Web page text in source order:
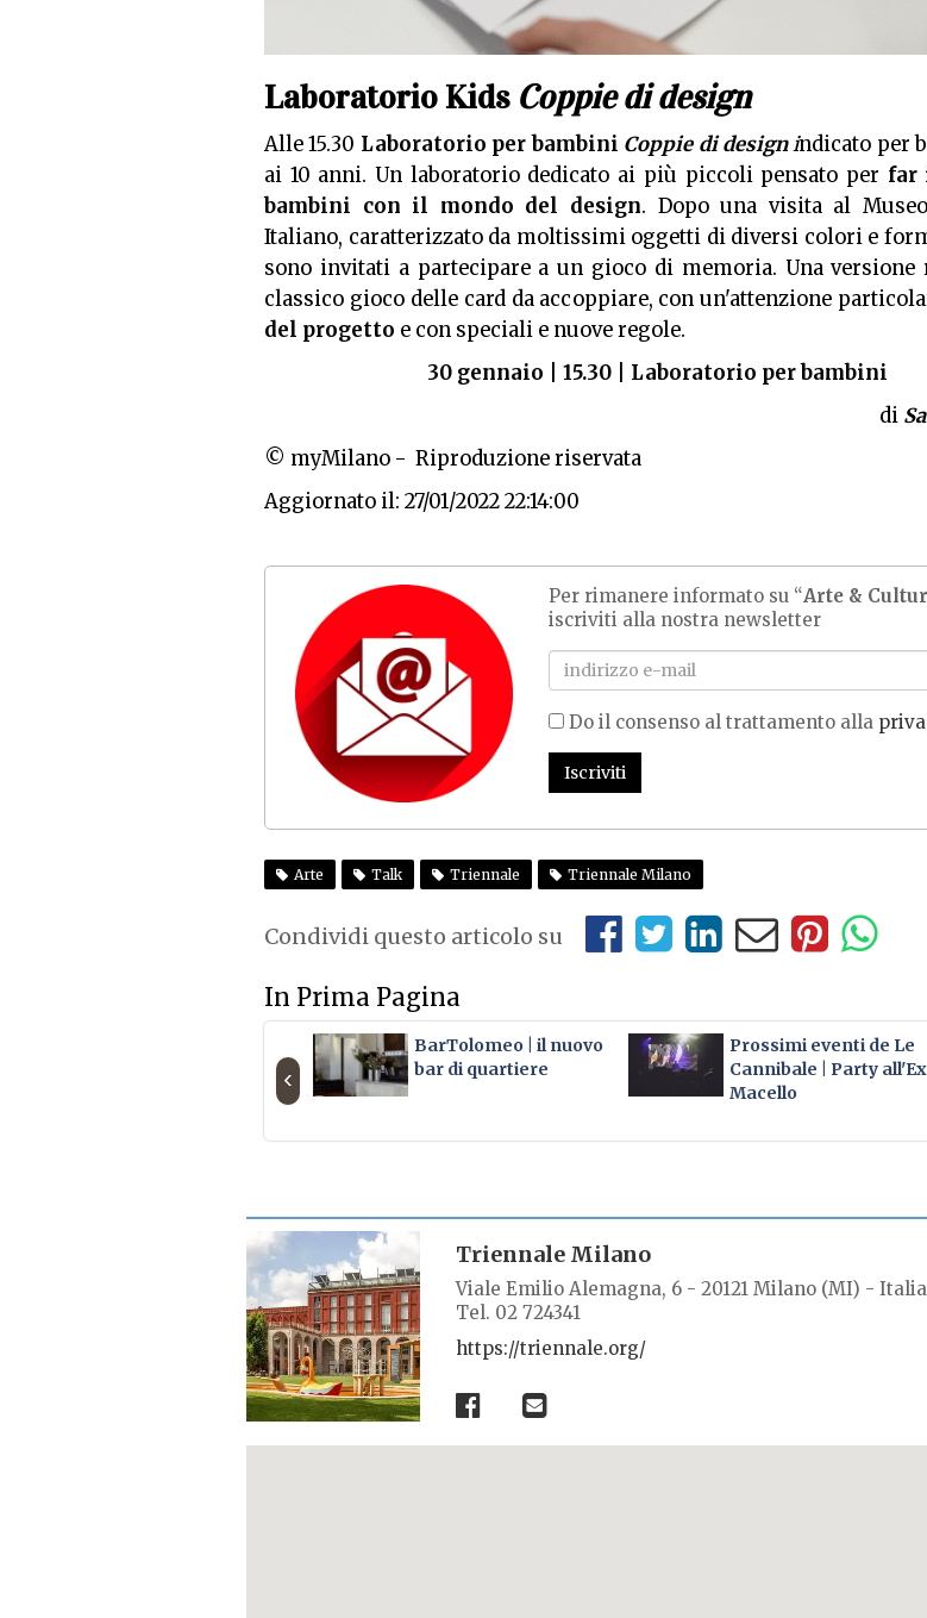
Laboratorio Kids Coppie di design
Alle 15.30 Laboratorio per bambini Coppie di designindicato per
ai 10 anni. Un laboratorio dedicato ai più piccoli pensato per far
bambini con il mondo del design. Dopo una visita al
Italiano, caratterizzato da moltissimi oggetti di diversi colori e
sono invitati a partecipare a un gioco di memoria. Una versione
classico gioco delle card da accoppiare, con un'attenzione
del progetto e con speciali e nuove regole.
30 gennaio | 15.30 | Laboratorio per bambini
di
© myMilano - Riproduzione riservata
Aggiornato il: 27/01/2022 22:14:00
Per rimanere informato su “Arte &
iscriviti alla nostra newsletter
Do il consenso al trattamento alla
Iscriviti
Arte Talk Triennale Triennale Milano
Condividi questo articolo su
In Prima Pagina
BarTolomeo | il nuovo
bar di quartiere
Prossimi eventi de Le
Cannibale | Party all'Ex
Macello
‹
Triennale Milano
Viale Emilio Alemagna, 6 - 20121 Milano (MI) - Italia
Tel. 02 724341
https://triennale.org/